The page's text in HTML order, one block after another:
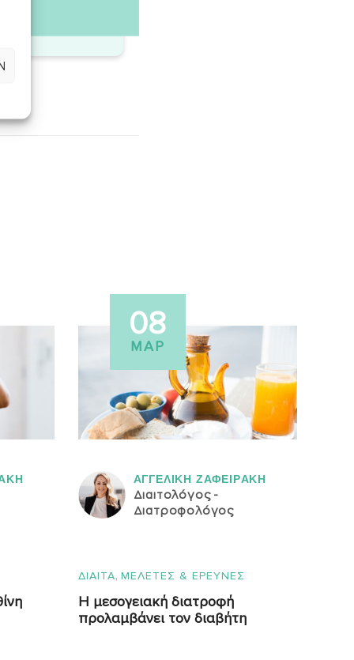
ΑΓΓΕΛΙΚH ΖΑΦΕΙΡAΚΗ
Διαιτολόγος -
Διατροφολόγος
08
ΜΑΡ
ΔΙΑΙΤΑ, ΜΕΛΕΤΕΣ & ΕΡΕΥΝΕΣ
Η μεσογειακή διατροφή
προλαμβάνει τον διαβήτη